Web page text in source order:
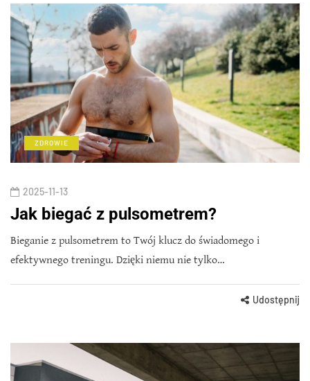
ZDROWIE
2025-11-13
Jak biegać z pulsometrem?
Bieganie z pulsometrem to Twój klucz do świadomego i
efektywnego treningu. Dzięki niemu nie tylko…
Udostępnij